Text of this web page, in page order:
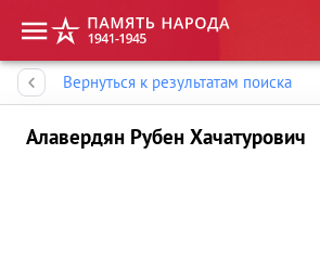
Вернуться к результатам поиска
Алавердян Рубен Хачатурович
Память народа